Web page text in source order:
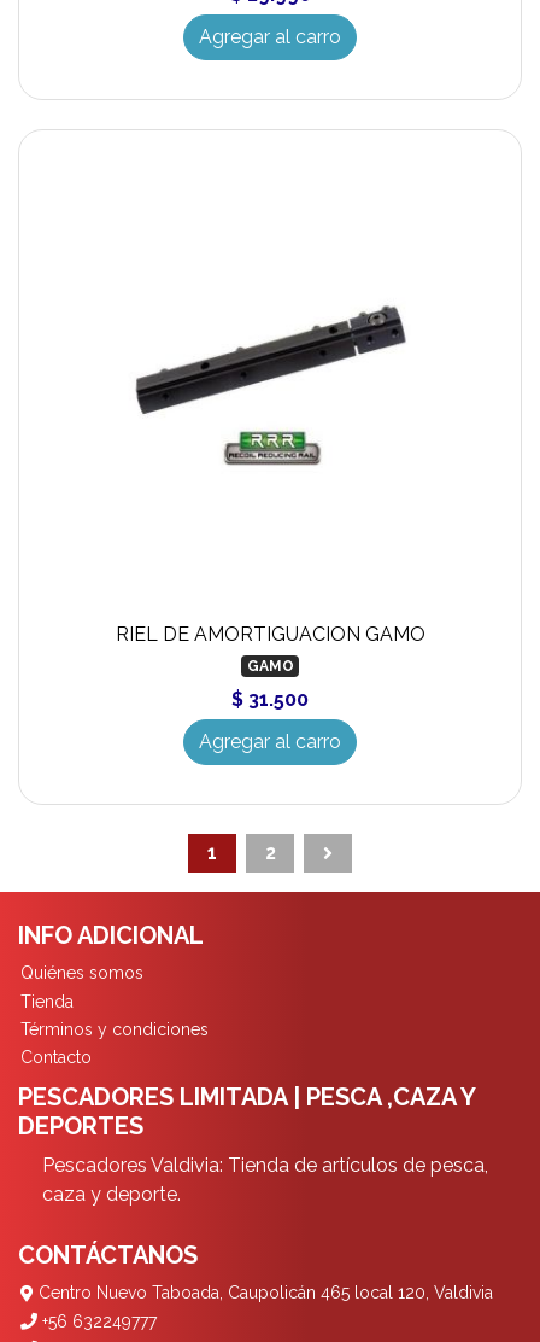
Agregar al carro
RIEL DE AMORTIGUACION GAMO
GAMO
$ 31.500
Agregar al carro
1 2
INFO ADICIONAL
Quiénes somos
Tienda
Términos y condiciones
Contacto
PESCADORES LIMITADA | PESCA ,CAZA Y
DEPORTES
Pescadores Valdivia: Tienda de artículos de pesca,
caza y deporte.
CONTÁCTANOS
Centro Nuevo Taboada, Caupolicán 465 local 120, Valdivia
+56 632249777